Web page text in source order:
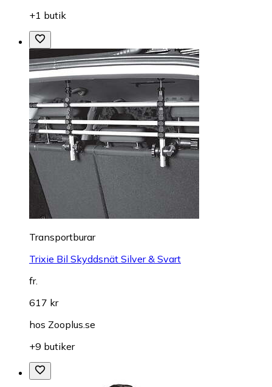
+1 butik
Transportburar
Trixie Bil Skyddsnät Silver & Svart
fr.
617 kr
hos Zooplus.se
+9 butiker